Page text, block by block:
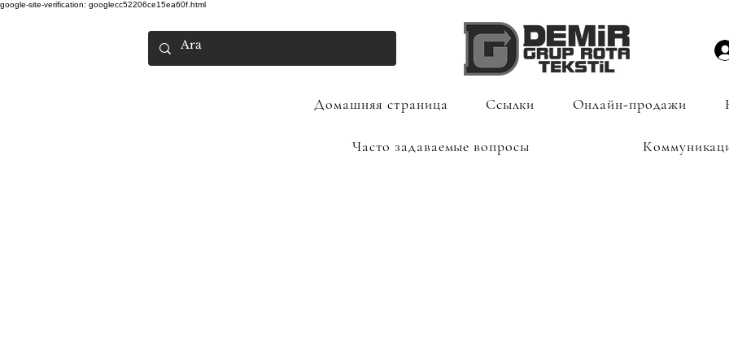
google-site-verification: googlecc52206ce15ea60f.html
Домашняя страница Ссылки Онлайн-продажи
Часто задаваемые вопросы